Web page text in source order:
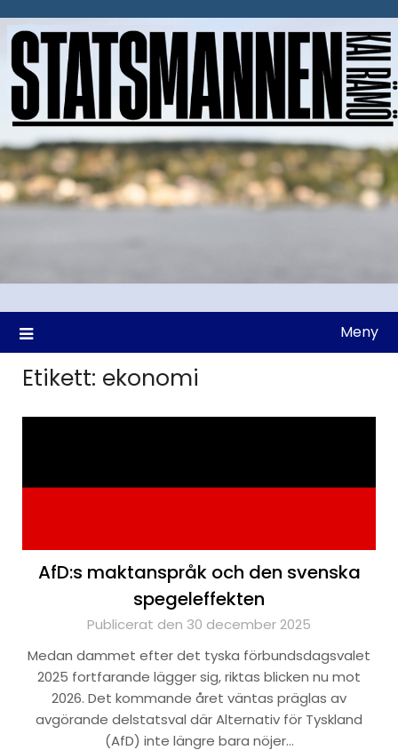
till
Meny
Etikett: ekonomi
AfD:s maktanspråk och den svenska
spegeleffekten
Publicerat den 30 december 2025
Medan dammet efter det tyska förbundsdagsvalet
2025 fortfarande lägger sig, riktas blicken nu mot
2026. Det kommande året väntas präglas av
avgörande delstatsval där Alternativ för Tyskland
(AfD) inte längre bara nöjer…